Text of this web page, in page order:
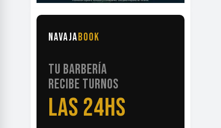
NAVAJABOOK
TU BARBERÍA
RECIBE TURNOS
LAS 24HS